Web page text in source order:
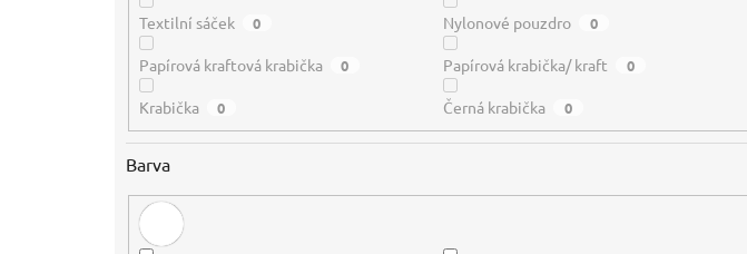
Textilní sáček 0 Nylonové pouzdro 0
Papírová kraftová krabička 0 Papírová krabička/ kraft 0
Krabička 0 Černá krabička 0
Barva